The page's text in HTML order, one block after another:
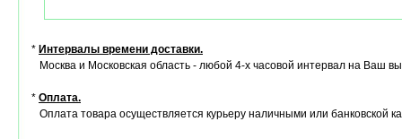
* Интервалы времени доставки.
Москва и Московская область - любой 4-х часовой интервал на Ваш
* Оплата.
Оплата товара осуществляется курьеру наличными или банковской